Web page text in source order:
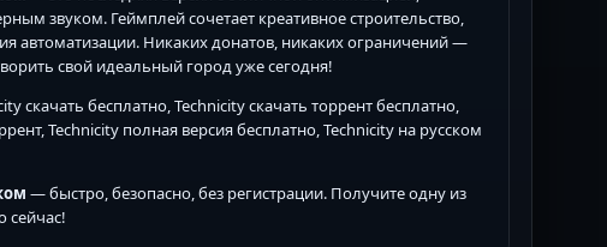
звуком. Геймплей сочетает креативное строительство,
автоматизации. Никаких донатов, никаких ограничений —
свой идеальный город уже сегодня!
скачать бесплатно, Technicity скачать торрент бесплатно,
Technicity полная версия бесплатно, Technicity на русском
— быстро, безопасно, без регистрации. Получите одну из
сейчас!